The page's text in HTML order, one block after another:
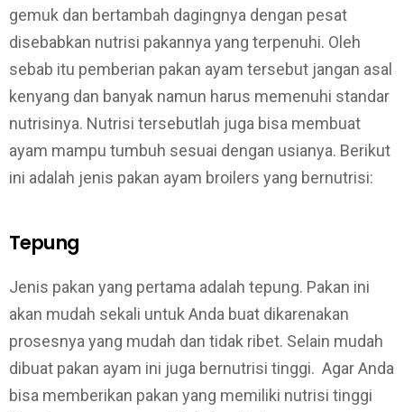
gemuk dan bertambah dagingnya dengan pesat
disebabkan nutrisi pakannya yang terpenuhi. Oleh
sebab itu pemberian pakan ayam tersebut jangan asal
kenyang dan banyak namun harus memenuhi standar
nutrisinya. Nutrisi tersebutlah juga bisa membuat
ayam mampu tumbuh sesuai dengan usianya. Berikut
ini adalah jenis pakan ayam broilers yang bernutrisi:
Tepung
Jenis pakan yang pertama adalah tepung. Pakan ini
akan mudah sekali untuk Anda buat dikarenakan
prosesnya yang mudah dan tidak ribet. Selain mudah
dibuat pakan ayam ini juga bernutrisi tinggi. Agar Anda
bisa memberikan pakan yang memiliki nutrisi tinggi